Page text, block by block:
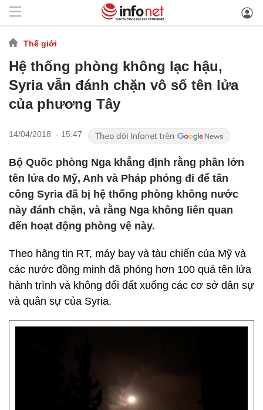
Thế giới
Hệ thống phòng không lạc hậu,
Syria vẫn đánh chặn vô số tên lửa
của phương Tây
14/04/2018 - 15:47
Bộ Quốc phòng Nga khẳng định rằng phần lớn
tên lửa do Mỹ, Anh và Pháp phóng đi để tấn
công Syria đã bị hệ thống phòng không nước
này đánh chặn, và rằng Nga không liên quan
đến hoạt động phòng vệ này.
Theo hãng tin RT, máy bay và tàu chiến của Mỹ và
các nước đồng minh đã phóng hơn 100 quả tên lửa
hành trình và không đối đất xuống các cơ sở dân sự
và quân sự của Syria.